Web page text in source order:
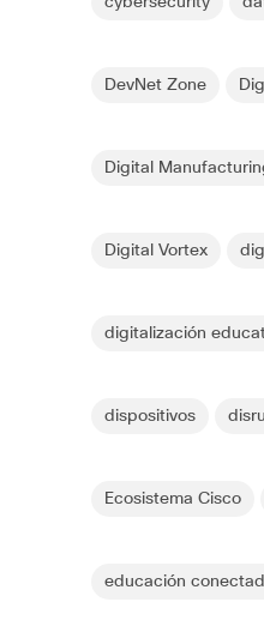
DevNet Zone
Digital
Digital Vortex
digitalización
dispositivos
Ecosistema Cisco
educación